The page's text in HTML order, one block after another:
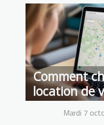
Comment
location de
adultesMardi 7